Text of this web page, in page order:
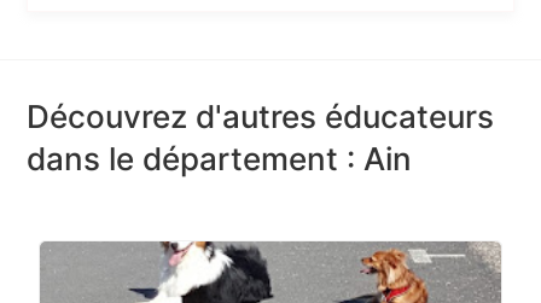
Découvrez d'autres éducateurs
dans le département : Ain